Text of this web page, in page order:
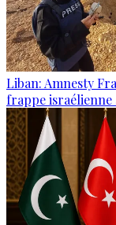
Liban: Amnesty
frappe